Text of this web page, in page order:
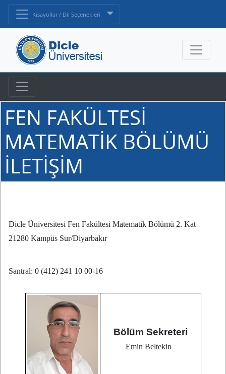
Kısayollar / Dil Seçenekleri
FEN FAKÜLTESİ
MATEMATİK BÖLÜMÜ
İLETİŞİM
Dicle Üniversitesi Fen Fakültesi Matematik Bölümü 2. Kat
21280 Kampüs Sur/Diyarbakır
Santral: 0 (412) 241 10 00-16
Bölüm Sekreteri
Emin Beltekin